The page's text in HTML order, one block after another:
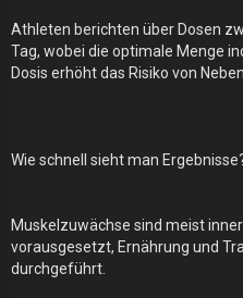
Athleten berichten über Dosen
Tag, wobei die optimale Menge
Dosis erhöht das Risiko von
Wie schnell sieht man
Muskelzuwächse sind meist
vorausgesetzt, Ernährung und
durchgeführt.